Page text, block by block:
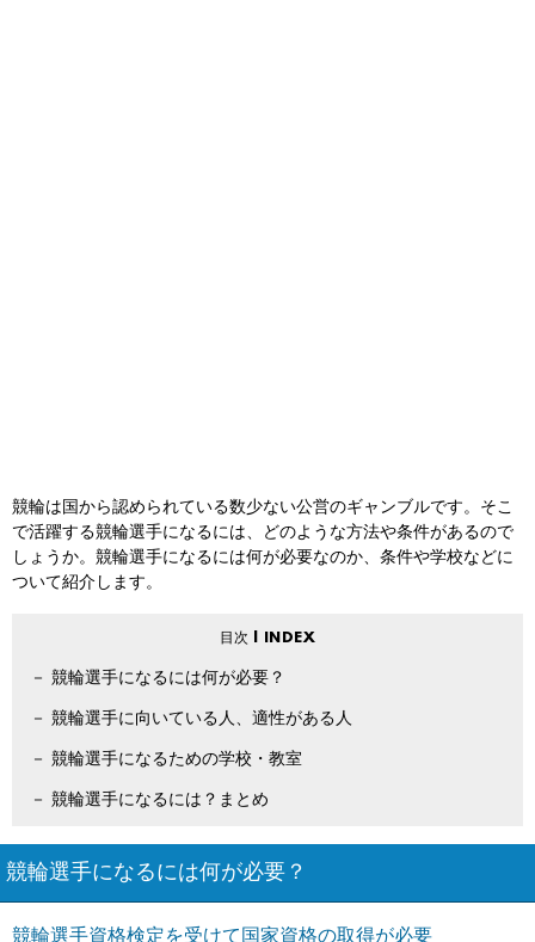
競輪は国から認められている数少ない公営のギャンブルです。そこ
で活躍する競輪選手になるには、どのような方法や条件があるので
しょうか。競輪選手になるには何が必要なのか、条件や学校などに
ついて紹介します。
競輪選手になるには何が必要？
競輪選手に向いている人、適性がある人
競輪選手になるための学校・教室
競輪選手になるには？まとめ
競輪選手になるには何が必要？
競輪選手資格検定を受けて国家資格の取得が必要